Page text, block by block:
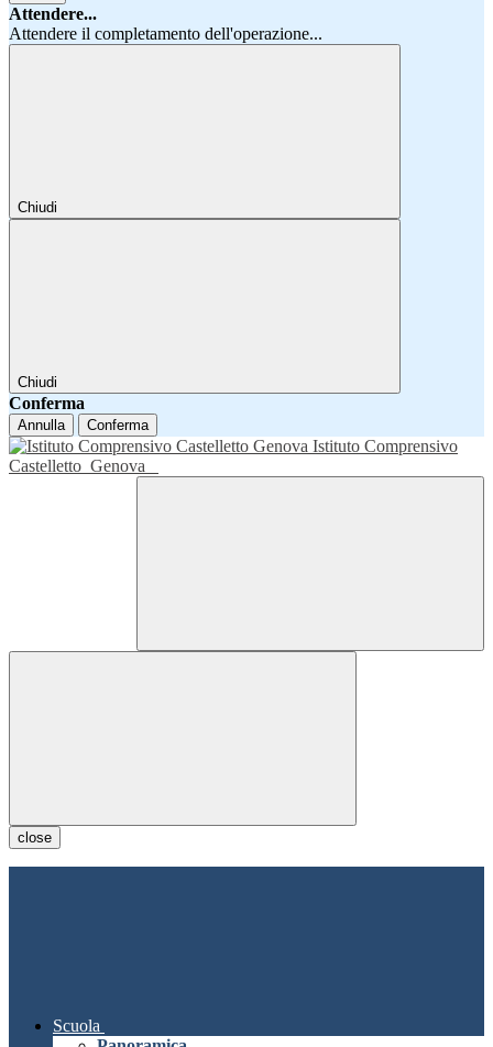
Attendere...
Attendere il completamento dell'operazione...
Chiudi
Chiudi
Conferma
Annulla Conferma
Istituto Comprensivo
Castelletto Genova
close
Scuola